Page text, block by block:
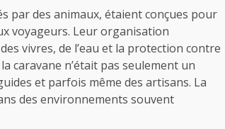
par des animaux, étaient conçues pour
voyageurs. Leur organisation
vivres, de l’eau et la protection contre
caravane n’était pas seulement un
et parfois même des artisans. La
des environnements souvent